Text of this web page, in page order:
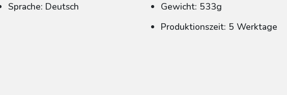
Sprache: Deutsch
Gewicht: 533g
Produktionszeit: 5 Werktage